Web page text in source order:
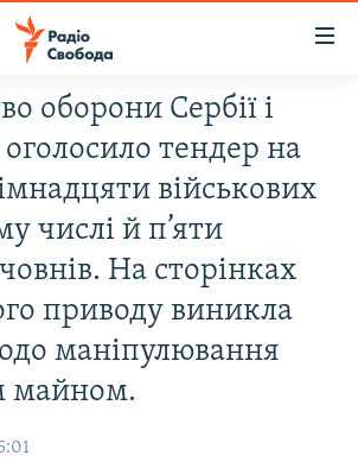
70 РОКІВ
оборони Сербiї i
тендер на
вiйськових
числi й п’яти
На сторiнках
приводу виникла
манiпулювання
майном.